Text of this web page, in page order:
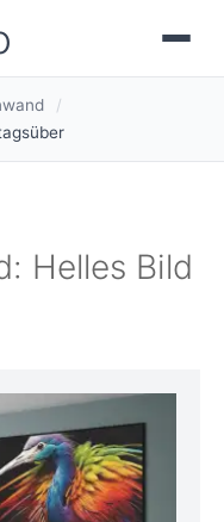
/
Helles Bild